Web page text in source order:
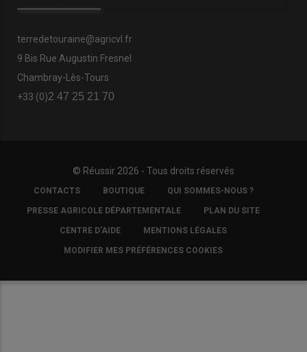
terredetouraine@agricvl.fr
9 Bis Rue Augustin Fresnel
Chambray-Lès-Tours
+33 (0)2 47 25 21 70
© Réussir 2026 - Tous droits réservés
FOOTER
COPYRIGHT
CONTACTS BOUTIQUE QUI SOMMES-NOUS ?
PRESSE AGRICOLE DÉPARTEMENTALE PLAN DU SITE
CENTRE D'AIDE MENTIONS LÉGALES
MODIFIER MES PRÉFÉRENCES COOKIES